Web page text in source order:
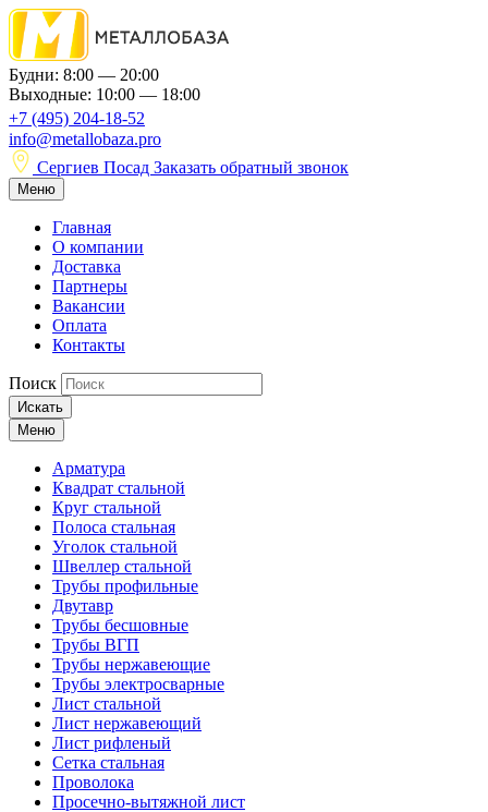
Будни: 8:00 — 20:00
Выходные: 10:00 — 18:00
+7 (495) 204-18-52
info@metallobaza.pro
Сергиев Посад Заказать обратный звонок
Меню
Главная
О компании
Доставка
Партнеры
Вакансии
Оплата
Контакты
Поиск
Искать
Меню
Арматура
Квадрат стальной
Круг стальной
Полоса стальная
Уголок стальной
Швеллер стальной
Трубы профильные
Двутавр
Трубы бесшовные
Трубы ВГП
Трубы нержавеющие
Трубы электросварные
Лист стальной
Лист нержавеющий
Лист рифленый
Сетка стальная
Проволока
Просечно-вытяжной лист